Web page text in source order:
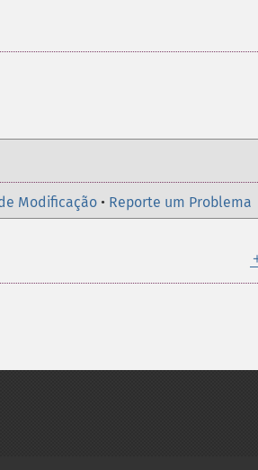
Modificação • Reporte um Problema